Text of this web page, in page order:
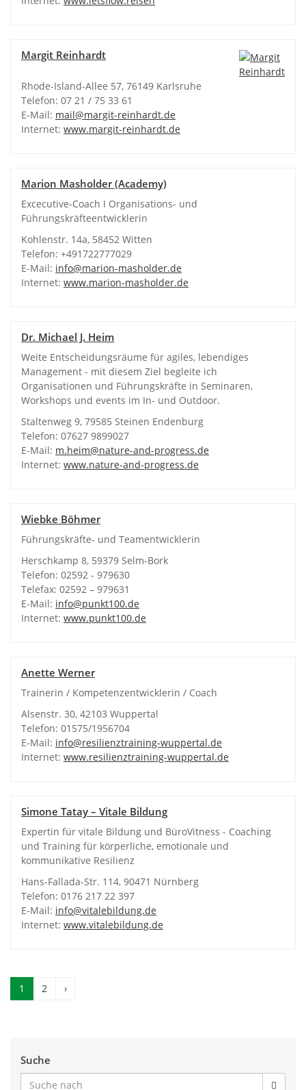
Margit Reinhardt
Rhode-Island-Allee 57, 76149 Karlsruhe
Telefon: 07 21 / 75 33 61
E-Mail: mail@margit-reinhardt.de
Internet: www.margit-reinhardt.de
Marion Masholder (Academy)
Excecutive-Coach I Organisations- und
Führungskräfteentwicklerin
Kohlenstr. 14a, 58452 Witten
Telefon: +491722777029
E-Mail: info@marion-masholder.de
Internet: www.marion-masholder.de
Dr. Michael J. Heim
Weite Entscheidungsräume für agiles, lebendiges
Management - mit diesem Ziel begleite ich
Organisationen und Führungskräfte in Seminaren,
Workshops und events im In- und Outdoor.
Staltenweg 9, 79585 Steinen Endenburg
Telefon: 07627 9899027
E-Mail: m.heim@nature-and-progress.de
Internet: www.nature-and-progress.de
Wiebke Böhmer
Führungskräfte- und Teamentwicklerin
Herschkamp 8, 59379 Selm-Bork
Telefon: 02592 - 979630
Telefax: 02592 – 979631
E-Mail: info@punkt100.de
Internet: www.punkt100.de
Anette Werner
Trainerin / Kompetenzentwicklerin / Coach
Alsenstr. 30, 42103 Wuppertal
Telefon: 01575/1956704
E-Mail: info@resilienztraining-wuppertal.de
Internet: www.resilienztraining-wuppertal.de
Simone Tatay – Vitale Bildung
Expertin für vitale Bildung und BüroVitness - Coaching
und Training für körperliche, emotionale und
kommunikative Resilienz
Hans-Fallada-Str. 114, 90471 Nürnberg
Telefon: 0176 217 22 397
E-Mail: info@vitalebildung.de
Internet: www.vitalebildung.de
1 2 ›
Suche